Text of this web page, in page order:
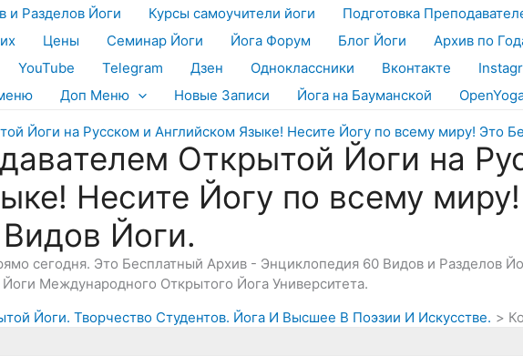
и Разделов Йоги Курсы самоучители йоги
Подготовка
Цены Семинар Йоги Йога Форум Блог Йоги Архив по
YouTube Telegram Дзен Одноклассники Вконтакте
Доп Меню Новые Записи Йога на Бауманской
Открытой Йоги на
Несите Йогу по всему
Йоги.
сегодня. Это Бесплатный Архив - Энциклопедия 60 Видов и Разделов
Международного Открытого Йога Университета.
Йоги. Творчество Студентов. Йога И Высшее В Поэзии И Искусстве.